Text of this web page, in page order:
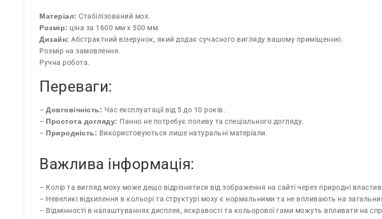
Матеріал: Стабілізований мох.
Розмір: ціна за 1600 мм х 500 мм.
Дизайн: Абстрактний візерунок, який додає сучасного вигляду вашому приміщенню.
Розмір на замовлення.
Ручна робота.
Переваги:
– Довговічність: Час експлуатації від 5 до 10 років.
– Простота догляду: Панно не потребує поливу та спеціального догляду.
– Природність: Використовуються лише натуральні матеріали.
Важлива інформація:
– Колір та вигляд моху може дещо відрізнятися від зображення на сайті через природні
– Невеликі відхилення в кольорі та структурі моху є нормальними та не впливають на
– Відмінності в налаштуваннях дисплея, яскравості та кольорової гами можуть впливати на